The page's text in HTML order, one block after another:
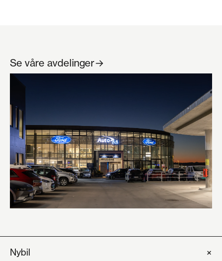
Se våre avdelinger→
Nybil +